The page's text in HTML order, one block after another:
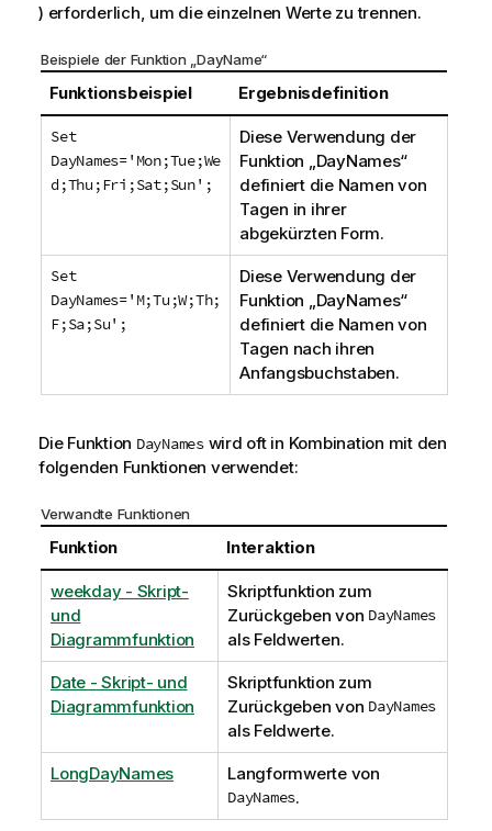
) erforderlich, um die einzelnen Werte zu trennen.
Beispiele der Funktion „DayName“
Funktionsbeispiel Ergebnisdefinition
Set
DayNames='Mon;Tue;We
d;Thu;Fri;Sat;Sun';
Diese Verwendung der
Funktion „DayNames“
definiert die Namen von
Tagen in ihrer
abgekürzten Form.
Set
DayNames='M;Tu;W;Th;
F;Sa;Su';
Diese Verwendung der
Funktion „DayNames“
definiert die Namen von
Tagen nach ihren
Anfangsbuchstaben.
Die Funktion DayNameswird oft in Kombination mit den
folgenden Funktionen verwendet:
Verwandte Funktionen
Funktion Interaktion
weekday - Skript-
und
Diagrammfunktion
Skriptfunktion zum
Zurückgeben von DayNames
als Feldwerten.
Date - Skript- und
Diagrammfunktion
Skriptfunktion zum
Zurückgeben von DayNames
als Feldwerte.
LongDayNames Langformwerte von
DayNames.